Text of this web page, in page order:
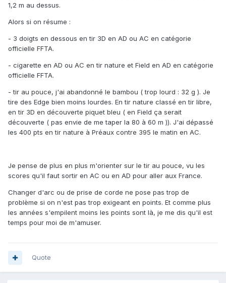
1,2 m au dessus.
Alors si on résume :
- 3 doigts en dessous en tir 3D en AD ou AC en catégorie
officielle FFTA.
- cigarette en AD ou AC en tir nature et Field en AD en catégorie
officielle FFTA.
- tir au pouce, j'ai abandonné le bambou ( trop lourd : 32 g ). Je
tire des Edge bien moins lourdes. En tir nature classé en tir libre,
en tir 3D en découverte piquet bleu ( en Field ça serait
découverte ( pas envie de me taper la 80 à 60 m )). J'ai dépassé
les 400 pts en tir nature à Préaux contre 395 le matin en AC.
Je pense de plus en plus m'orienter sur le tir au pouce, vu les
scores qu'il faut sortir en AC ou en AD pour aller aux France.
Changer d'arc ou de prise de corde ne pose pas trop de
problème si on n'est pas trop exigeant en points. Et comme plus
les années s'empilent moins les points sont là, je me dis qu'il est
temps pour moi de m'amuser.
Quote